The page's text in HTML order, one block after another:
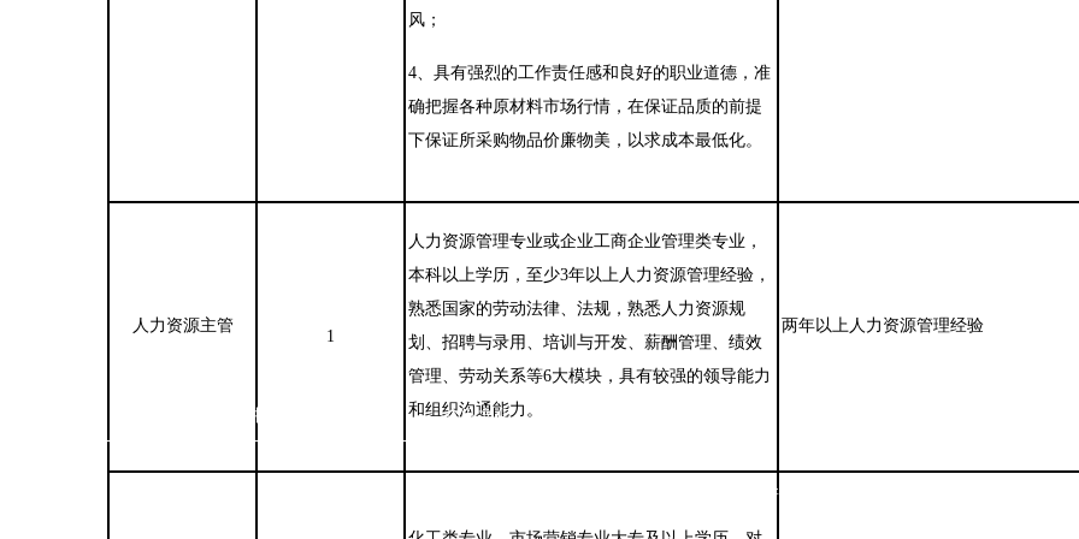
风；
4、具有强烈的工作责任感和良好的职业道德，准
确把握各种原材料市场行情，在保证品质的前提
下保证所采购物品价廉物美，以求成本最低化。
人力资源主管
1
人力资源管理专业或企业工商企业管理类专业，
本科以上学历，至少3年以上人力资源管理经验，
熟悉国家的劳动法律、法规，熟悉人力资源规
划、招聘与录用、培训与开发、薪酬管理、绩效
管理、劳动关系等6大模块，具有较强的领导能力
和组织沟通能力。
两年以上人力资源管理经验
新闻中心 企业文化
制造地基：上海市闵行区紫竹国家高新技术产业开发区紫星路588号